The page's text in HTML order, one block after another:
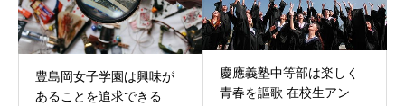
豊島岡女子学園は興味が
あることを追求できる
慶應義塾中等部は楽しく
青春を謳歌 在校生アン